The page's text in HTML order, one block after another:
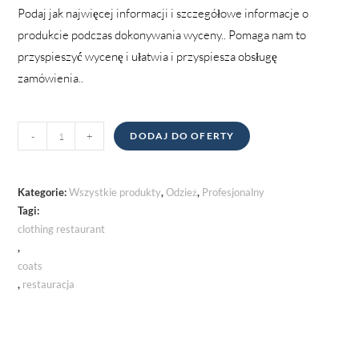
Podaj jak najwięcej informacji i szczegółowe informacje o
produkcie podczas dokonywania wyceny.. Pomaga nam to
przyspieszyć wycenę i ułatwia i przyspiesza obsługę
zamówienia..
ilość
- + DODAJ DO OFERTY
Kategorie:Wszystkie produkty,Odzież, Profesjonalny
Tagi:
clothing restaurant
,
coats
, restauracja